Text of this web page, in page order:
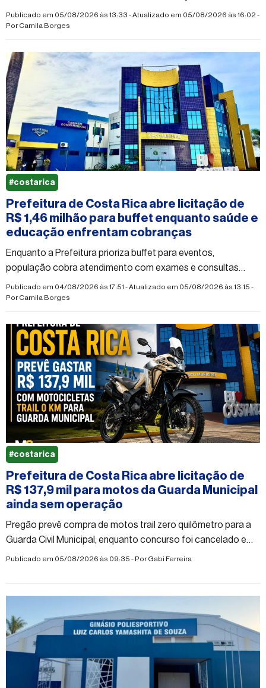
providências do poder público
Publicado em 05/08/2026 às 13:33 - Atualizado em 05/08/2026 às 16:02 -
PorCamila Borges
Prefeitura de Costa Rica abre licitação de
R$ 1,46 milhão para buffet enquanto saúde e
educação enfrentam cobranças
Enquanto a Prefeitura prioriza buffet para eventos,
população cobra atendimento com exames e consultas
especializadas, melhorias nas escolas rurais
Publicado em 04/08/2026 às 17:51 - Atualizado em 05/08/2026 às 13:15 -
PorCamila Borges
#costarica
Prefeitura de Costa Rica abre licitação de
R$ 137,9 mil para motos da Guarda Municipal
ainda sem operação
Pregão prevê compra de motos trail zero quilômetro para a
Guarda Civil Municipal, enquanto concurso foi cancelado e
moradores questionam prioridades da administração pública
Publicado em 05/08/2026 às 09:35 - PorGabi Ferreira
#costarica